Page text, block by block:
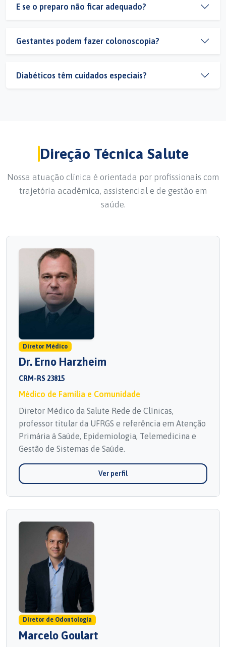
E se o preparo não ficar adequado?
Gestantes podem fazer colonoscopia?
Diabéticos têm cuidados especiais?
Direção Técnica Salute
Nossa atuação clínica é orientada por profissionais com
trajetória acadêmica, assistencial e de gestão em
saúde.
Diretor Médico
Dr. Erno Harzheim
CRM-RS 23815
Médico de Família e Comunidade
Diretor Médico da Salute Rede de Clínicas,
professor titular da UFRGS e referência em Atenção
Primária à Saúde, Epidemiologia, Telemedicina e
Gestão de Sistemas de Saúde.
Ver perfil
Diretor de Odontologia
Marcelo Goulart